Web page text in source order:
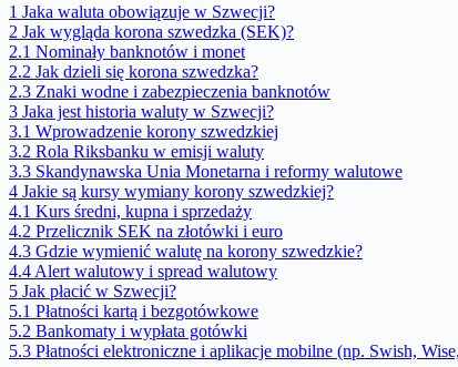
1 Jaka waluta obowiązuje w Szwecji?
2 Jak wygląda korona szwedzka (SEK)?
2.1 Nominały banknotów i monet
2.2 Jak dzieli się korona szwedzka?
2.3 Znaki wodne i zabezpieczenia banknotów
3 Jaka jest historia waluty w Szwecji?
3.1 Wprowadzenie korony szwedzkiej
3.2 Rola Riksbanku w emisji waluty
3.3 Skandynawska Unia Monetarna i reformy walutowe
4 Jakie są kursy wymiany korony szwedzkiej?
4.1 Kurs średni, kupna i sprzedaży
4.2 Przelicznik SEK na złotówki i euro
4.3 Gdzie wymienić walutę na korony szwedzkie?
4.4 Alert walutowy i spread walutowy
5 Jak płacić w Szwecji?
5.1 Płatności kartą i bezgotówkowe
5.2 Bankomaty i wypłata gotówki
5.3 Płatności elektroniczne i aplikacje mobilne (np. Swish,